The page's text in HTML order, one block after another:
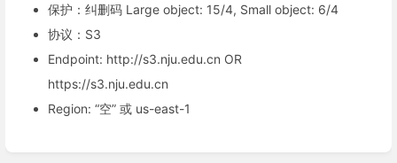
保护：纠删码 Large object: 15/4, Small object: 6/4
协议：S3
Endpoint: http://s3.nju.edu.cn OR
https://s3.nju.edu.cn
Region: “空” 或 us-east-1